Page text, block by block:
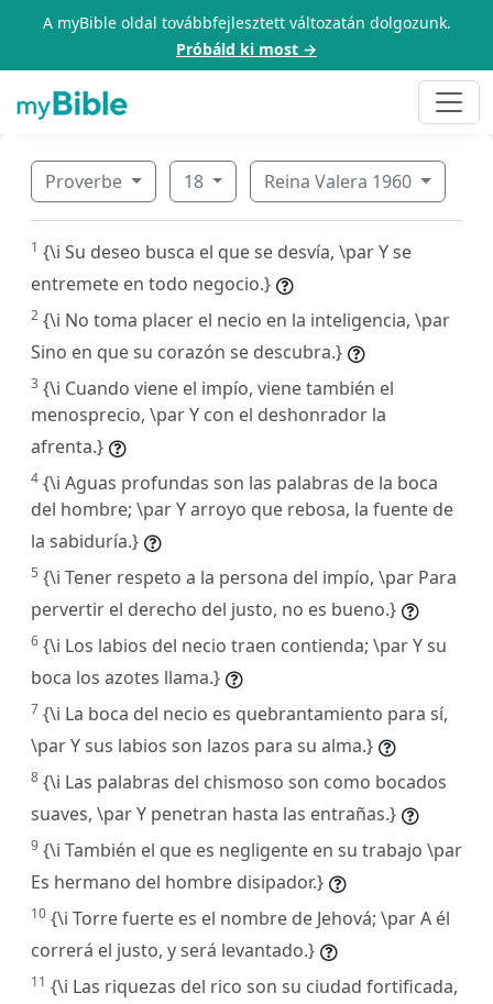
A myBible oldal továbbfejlesztett változatán dolgozunk.
Próbáld ki most →
Proverbe 18 Reina Valera 1960
1 {\i Su deseo busca el que se desvía, \par Y se
entremete en todo negocio.}
2 {\i No toma placer el necio en la inteligencia, \par
Sino en que su corazón se descubra.}
3 {\i Cuando viene el impío, viene también el
menosprecio, \par Y con el deshonrador la
afrenta.}
4 {\i Aguas profundas son las palabras de la boca
del hombre; \par Y arroyo que rebosa, la fuente de
la sabiduría.}
5 {\i Tener respeto a la persona del impío, \par Para
pervertir el derecho del justo, no es bueno.}
6 {\i Los labios del necio traen contienda; \par Y su
boca los azotes llama.}
7 {\i La boca del necio es quebrantamiento para sí,
\par Y sus labios son lazos para su alma.}
8 {\i Las palabras del chismoso son como bocados
suaves, \par Y penetran hasta las entrañas.}
9 {\i También el que es negligente en su trabajo \par
Es hermano del hombre disipador.}
10 {\i Torre fuerte es el nombre de Jehová; \par A él
correrá el justo, y será levantado.}
11 {\i Las riquezas del rico son su ciudad fortificada,